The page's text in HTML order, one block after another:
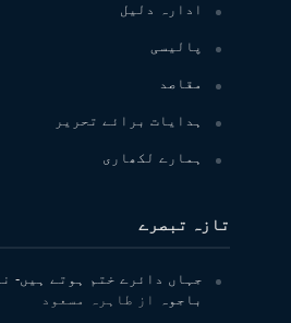
ادارہ دلیل
پالیسی
مقاصد
ہدایات برائے تحریر
ہمارے لکھاری
تازہ تبصرے
جہاں دائرے ختم ہوتے ہیں-
باجوہ
از طاہرہ مسعود